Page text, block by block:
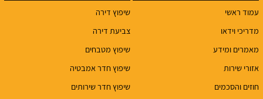
עמוד ראשי
מדריכי וידאו
מאמרים ומידע
אזורי שירות
חוזים והסכמים
שיפוץ דירה
צביעת דירה
שיפוץ מטבחים
שיפוץ חדר אמבטיה
שיפוץ חדר שירותים